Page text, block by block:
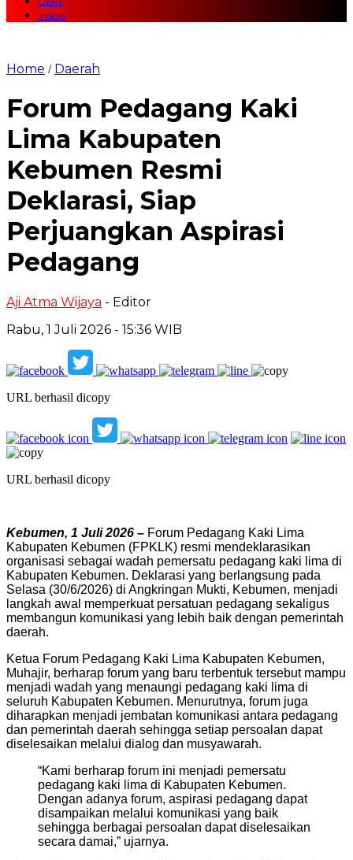
Indeks
Home / Daerah
Forum Pedagang Kaki
Lima Kabupaten
Kebumen Resmi
Deklarasi, Siap
Perjuangkan Aspirasi
Pedagang
Aji Atma Wijaya - Editor
Rabu, 1 Juli 2026 - 15:36 WIB
URL berhasil dicopy
URL berhasil dicopy
Kebumen, 1 Juli 2026 – Forum Pedagang Kaki Lima
Kabupaten Kebumen (FPKLK) resmi mendeklarasikan
organisasi sebagai wadah pemersatu pedagang kaki lima di
Kabupaten Kebumen. Deklarasi yang berlangsung pada
Selasa (30/6/2026) di Angkringan Mukti, Kebumen, menjadi
langkah awal memperkuat persatuan pedagang sekaligus
membangun komunikasi yang lebih baik dengan pemerintah
daerah.
Ketua Forum Pedagang Kaki Lima Kabupaten Kebumen,
Muhajir, berharap forum yang baru terbentuk tersebut mampu
menjadi wadah yang menaungi pedagang kaki lima di
seluruh Kabupaten Kebumen. Menurutnya, forum juga
diharapkan menjadi jembatan komunikasi antara pedagang
dan pemerintah daerah sehingga setiap persoalan dapat
diselesaikan melalui dialog dan musyawarah.
“Kami berharap forum ini menjadi pemersatu
pedagang kaki lima di Kabupaten Kebumen.
Dengan adanya forum, aspirasi pedagang dapat
disampaikan melalui komunikasi yang baik
sehingga berbagai persoalan dapat diselesaikan
secara damai,” ujarnya.